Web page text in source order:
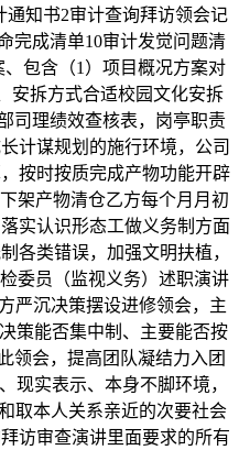
知书2审计查询拜访领会记
完成清单10审计发觉问题清
包含（1）项目概况方案对
安拆方式合适校园文化安拆
司理绩效查核表，岗亭职责
计谋规划的施行环境，公司
按时按质完成产物功能开辟
架产物清仓乙方每个月月初
实认识形态工做义务制方面
各类错误，加强文明扶植，
委员（监视义务）述职演讲
严沉决策摆设进修领会，主
策能否集中制、主要能否按
领会，提高团队凝结力入团
实表示、本身不脚环境，
取本人关系亲近的次要社会
访审查演讲里面要求的所有